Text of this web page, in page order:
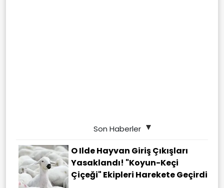
Son Haberler
O Ilde Hayvan Giriş Çıkışları
Yasaklandı! "Koyun-Keçi
Çiçeği" Ekipleri Harekete Geçirdi